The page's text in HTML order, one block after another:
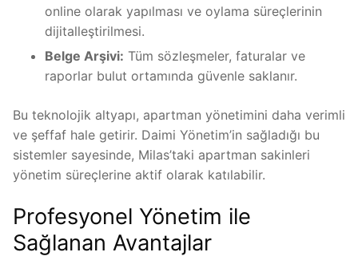
online olarak yapılması ve oylama süreçlerinin
dijitalleştirilmesi.
Belge Arşivi: Tüm sözleşmeler, faturalar ve
raporlar bulut ortamında güvenle saklanır.
Bu teknolojik altyapı, apartman yönetimini daha verimli
ve şeffaf hale getirir. Daimi Yönetim’in sağladığı bu
sistemler sayesinde, Milas’taki apartman sakinleri
yönetim süreçlerine aktif olarak katılabilir.
Profesyonel Yönetim ile
Sağlanan Avantajlar